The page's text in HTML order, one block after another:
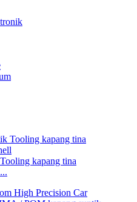
kapang tina